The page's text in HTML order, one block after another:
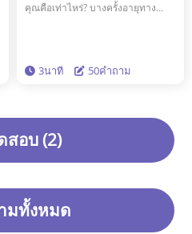
คุณคือเท่าไหร่? บางครั้งอายุทาง
ข้อนี้เพื่อทดสอบอายุจิตของคุณ!
3นาที 50คำถาม
อบ (2)
มทั้งหมด